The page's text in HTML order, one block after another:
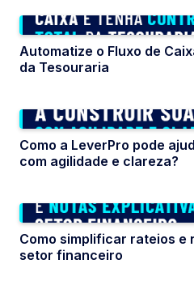
Automatize o Fluxo de
da Tesouraria
Como a LeverPro pode
com agilidade e clareza?
Como simplificar rateios e
setor financeiro